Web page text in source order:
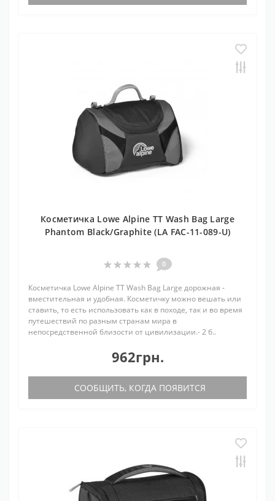
Косметичка Lowe Alpine TT Wash Bag Large
Phantom Black/Graphite (LA FAC-11-089-U)
0
Косметичка Lowe Alpine TT Wash Bag Large дорожная -
вместительная и удобная. Косметичку можно вешать или
ставить, то есть использовать как в походе, так и во время
путешествий по разным странам мира в
непосредственной близости от цивилизации.- 2 б..
962грн.
СООБЩИТЬ, КОГДА ПОЯВИТСЯ